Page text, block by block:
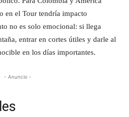
en el Tour tendría impacto
no es solo emocional: si llega
entrar en cortes útiles y darle al
en los días importantes.
- Anuncio -